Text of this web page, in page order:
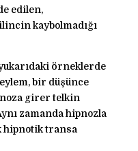
edilen,
kaybolmadığı
örneklerde
bir düşünce
girer telkin
zamanda hipnozla
hipnotik transa